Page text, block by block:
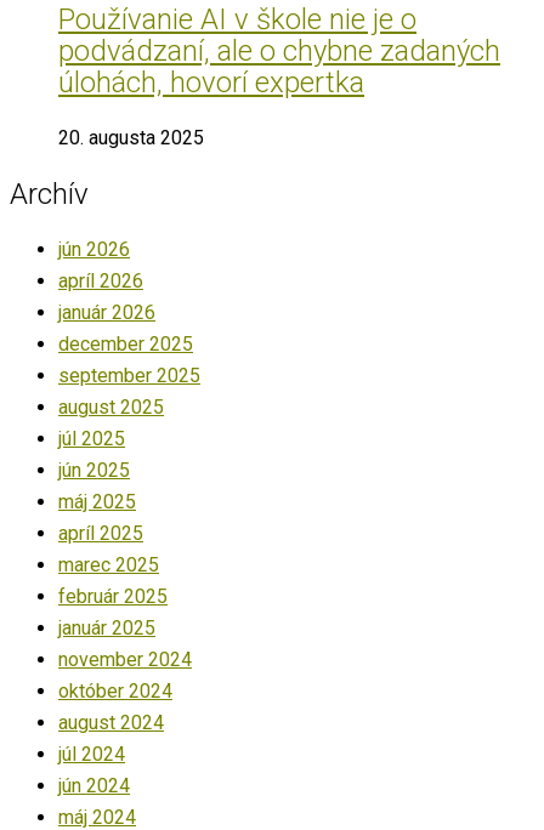
Používanie AI v škole nie je o
podvádzaní, ale o chybne zadaných
úlohách, hovorí expertka
20. augusta 2025
Archív
jún 2026
apríl 2026
január 2026
december 2025
september 2025
august 2025
júl 2025
jún 2025
máj 2025
apríl 2025
marec 2025
február 2025
január 2025
november 2024
október 2024
august 2024
júl 2024
jún 2024
máj 2024